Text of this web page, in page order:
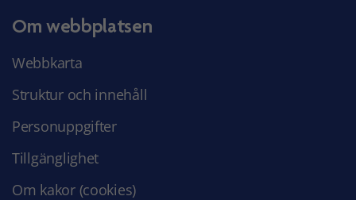
Om webbplatsen
Webbkarta
Struktur och innehåll
Personuppgifter
Tillgänglighet
Om kakor (cookies)